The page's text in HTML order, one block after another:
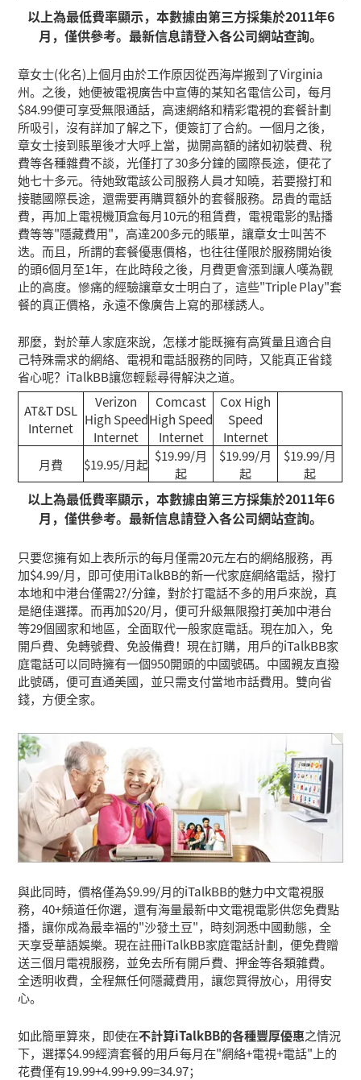
以上為最低費率顯示，本數據由第三方採集於2011年6
月，僅供參考。最新信息請登入各公司網站查詢。
章女士(化名)上個月由於工作原因從西海岸搬到了Virginia
州。之後，她便被電視廣告中宣傳的某知名電信公司，每月
$84.99便可享受無限通話，高速網絡和精彩電視的套餐計劃
所吸引，沒有詳加了解之下，便簽訂了合約。一個月之後，
章女士接到賬單後才大呼上當，拋開高額的諸如初裝費、稅
費等各種雜費不談，光僅打了30多分鐘的國際長途，便花了
她七十多元。待她致電該公司服務人員才知曉，若要撥打和
接聽國際長途，還需要再購買額外的套餐服務。昂貴的電話
費，再加上電視機頂盒每月10元的租賃費，電視電影的點播
費等等"隱藏費用"，高達200多元的賬單，讓章女士叫苦不
迭。而且，所謂的套餐優惠價格，也往往僅限於服務開始後
的頭6個月至1年，在此時段之後，月費更會漲到讓人嘆為觀
止的高度。慘痛的經驗讓章女士明白了，這些"Triple Play"套
餐的真正價格，永遠不像廣告上寫的那樣誘人。
那麼，對於華人家庭來說，怎樣才能既擁有高質量且適合自
己特殊需求的網絡、電視和電話服務的同時，又能真正省錢
省心呢？iTalkBB讓您輕鬆尋得解決之道。
AT&T DSL
Internet
Verizon
High Speed
Internet
Comcast
High Speed
Internet
Cox High
Speed
Internet
月費
$19.95/月起 $19.99/月
起
$19.99/月
起
$19.99/月
起
以上為最低費率顯示，本數據由第三方採集於2011年6
月，僅供參考。最新信息請登入各公司網站查詢。
只要您擁有如上表所示的每月僅需20元左右的網絡服務，再
加$4.99/月，即可使用iTalkBB的新一代家庭網絡電話，撥打
本地和中港台僅需2?/分鐘，對於打電話不多的用戶來說，真
是絕佳選擇。而再加$20/月，便可升級無限撥打美加中港台
等29個國家和地區，全面取代一般家庭電話。現在加入，免
開戶費、免轉號費、免設備費！現在訂購，用戶的iTalkBB家
庭電話可以同時擁有一個950開頭的中國號碼。中國親友直撥
此號碼，便可直通美國，並只需支付當地市話費用。雙向省
錢，方便全家。
與此同時，價格僅為$9.99/月的iTalkBB的魅力中文電視服
務，40+頻道任你選，還有海量最新中文電視電影供您免費點
播，讓你成為最幸福的"沙發土豆"，時刻洞悉中國動態，全
天享受華語娛樂。現在註冊iTalkBB家庭電話計劃，便免費贈
送三個月電視服務，並免去所有開戶費、押金等各類雜費。
全透明收費，全程無任何隱藏費用，讓您買得放心，用得安
心。
如此簡單算來，即使在不計算iTalkBB的各種豐厚優惠之情況
下，選擇$4.99經濟套餐的用戶每月在"網絡+電視+電話"上的
花費僅有19.99+4.99+9.99=34.97；